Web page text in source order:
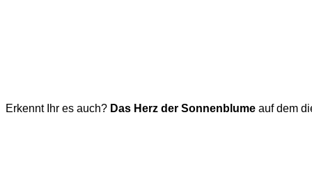
Erkennt Ihr es auch? Das Herz der Sonnenblume auf dem